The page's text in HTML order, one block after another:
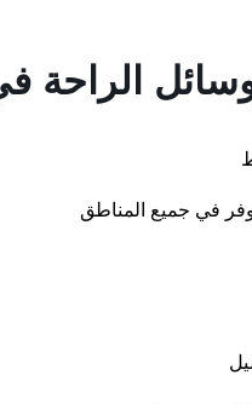
في جميع المناطق